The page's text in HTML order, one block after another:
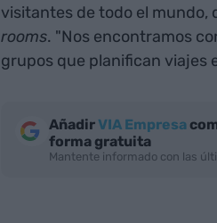
visitantes de todo el mundo,
rooms. "Nos encontramos
grupos que planifican viajes
AñadirVIA Empresa
forma gratuita
Mantente informado con las